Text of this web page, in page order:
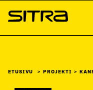
Siirry
suoraan
Sitra
ETUSIVU PROJEKTI